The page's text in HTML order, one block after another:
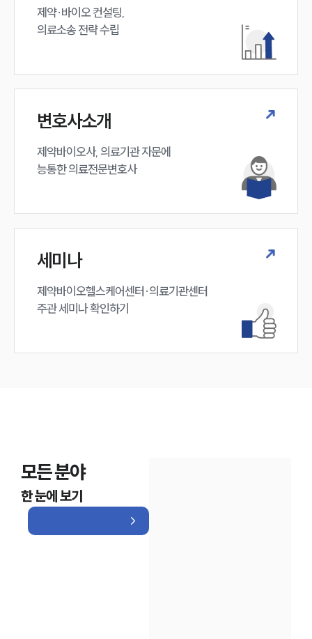
제약·바이오 컨설팅,
의료소송 전략 수립
변호사소개
제약바이오사, 의료기관 자문에
능통한 의료전문변호사
세미나
제약바이오헬스케어센터·의료기관센터
주관 세미나 확인하기
모든 분야
한 눈에 보기